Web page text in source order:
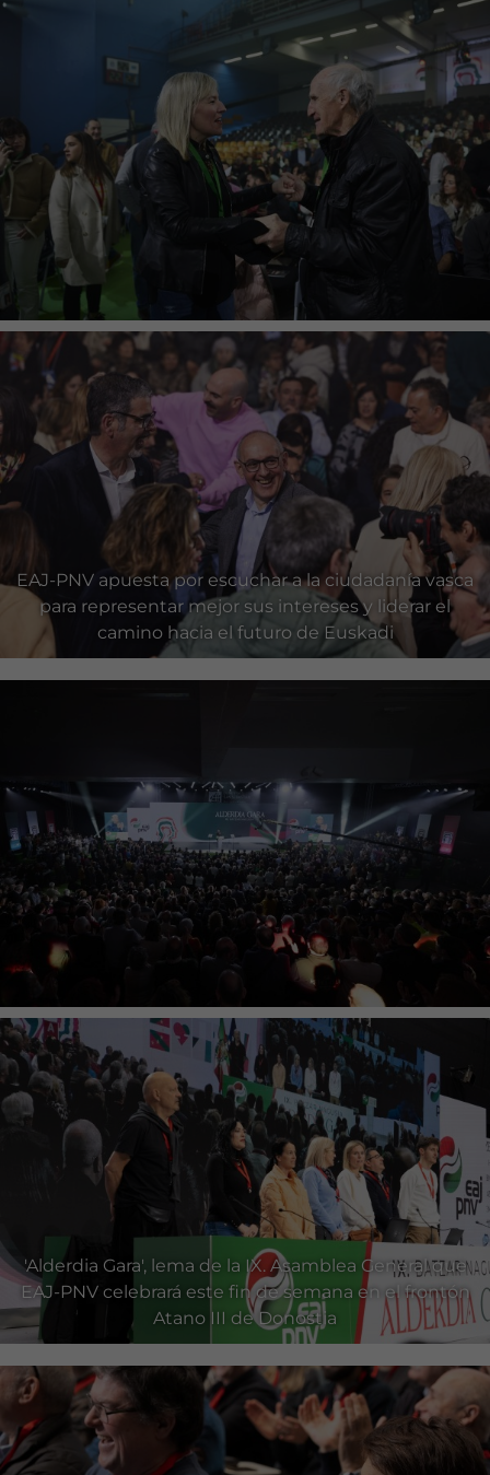
EAJ-PNV apuesta por escuchar a la ciudadanía vasca
para representar mejor sus intereses y liderar el
camino hacia el futuro de Euskadi
'Alderdia Gara', lema de la IX. Asamblea General que
EAJ-PNV celebrará este fin de semana en el frontón
Atano III de Donostia